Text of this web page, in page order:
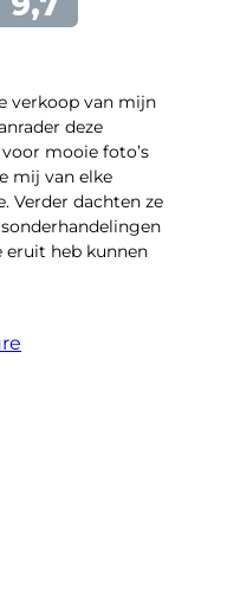
verkoop van mijn
deze
mooie foto’s
mij van elke
Verder dachten ze
eruit heb kunnen